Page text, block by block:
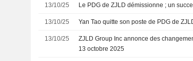
13/10/25 Le PDG de ZJLD démissionne ; un
13/10/25 Yan Tao quitte son poste de PDG de
13/10/25
ZJLD Group Inc annonce des
13 octobre 2025